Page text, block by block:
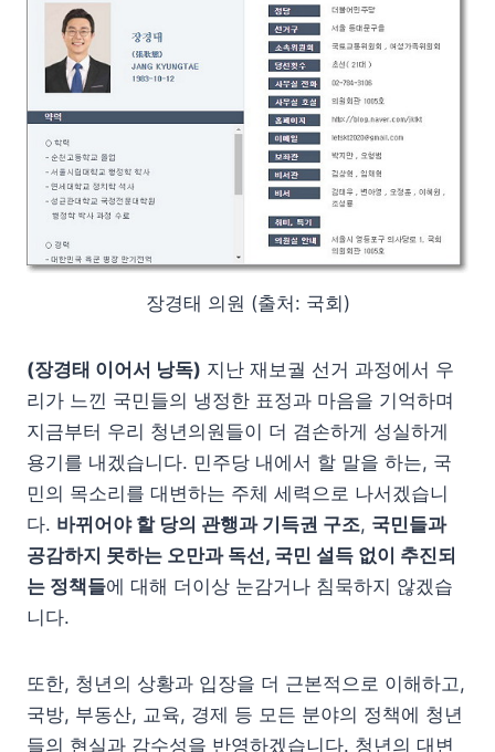
장경태 의원 (출처: 국회)
(장경태 이어서 낭독) 지난 재보궐 선거 과정에서 우
리가 느낀 국민들의 냉정한 표정과 마음을 기억하며
지금부터 우리 청년의원들이 더 겸손하게 성실하게
용기를 내겠습니다. 민주당 내에서 할 말을 하는, 국
민의 목소리를 대변하는 주체 세력으로 나서겠습니
다. 바뀌어야 할 당의 관행과 기득권 구조, 국민들과
공감하지 못하는 오만과 독선, 국민 설득 없이 추진되
는 정책들에 대해 더이상 눈감거나 침묵하지 않겠습
니다.
또한, 청년의 상황과 입장을 더 근본적으로 이해하고,
국방, 부동산, 교육, 경제 등 모든 분야의 정책에 청년
들의 현실과 감수성을 반영하겠습니다. 청년의 대변